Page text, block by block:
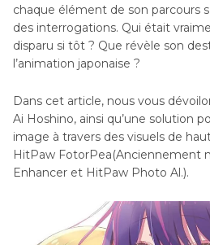
chaque élément de son parcours
des interrogations. Qui était
disparu si tôt ? Que révèle son
l’animation japonaise ?
Dans cet article, nous vous
Ai Hoshino, ainsi qu’une solution
image à travers des visuels de
HitPaw FotorPea(Anciennement
Enhancer et HitPaw Photo Al.).